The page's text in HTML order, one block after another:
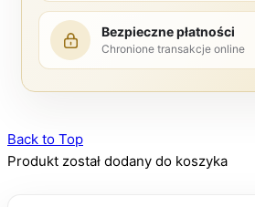
Bezpieczne płatności
Chronione transakcje online
Back to Top
Produkt został dodany do koszyka